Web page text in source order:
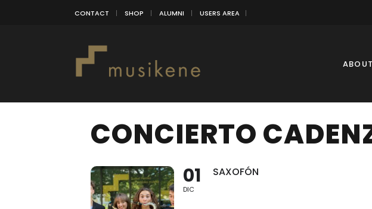
CONTACT SHOP ALUMNI USERS AREA
CONCIERTO
01
DIC
SAXOFÓN